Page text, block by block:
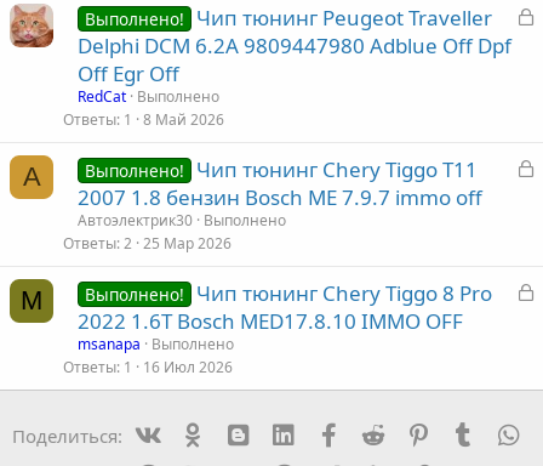
тЗ
а
Выполнено!
Чип тюнинг Peugeot Traveller
Delphi DCM 6.2A 9809447980 Adblue Off Dpf
Off Egr Off
RedCat Выполнено
Ответы 1 8 Май 2026
А
З
т
Выполнено!
Чип тюнинг Chery Tiggo T11
2007 1.8 бензин Bosch ME 7.9.7 immo off
Автоэлектрик30 Выполнено
Ответы 2 25 Мар 2026
M
З
Выполнено!
Чип тюнинг Chery Tiggo 8 Pro
2022 1.6T Bosch MED17.8.10 IMMO OFF
msanapa
Выполнено
Ответы 1 16 Июл 2026
Поделиться: Ok mes_blogger
Linked InFacebook
Reddit PinterestTumblr